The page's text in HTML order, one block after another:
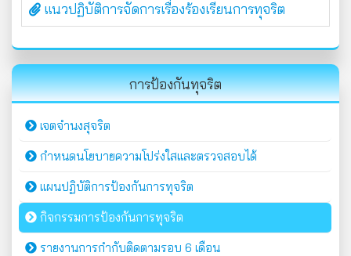
แนวปฏิบัติการจัดการเรื่องร้องเรียนการทุจริต
การป้องกันทุจริต
เจตจำนงสุจริต
กำหนดนโยบายความโปร่งใสและตรวจสอบได้
แผนปฏิบัติการป้องกันการทุจริต
กิจกรรมการป้องกันการทุจริต
รายงานการกำกับติดตามรอบ 6 เดือน